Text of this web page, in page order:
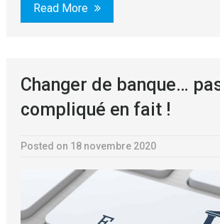
Read More
Changer de banque…
compliqué en fait !
Posted on 18 novembre 2020